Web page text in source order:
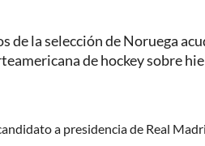
de la selección de Noruega
de hockey sobre
a presidencia de Real